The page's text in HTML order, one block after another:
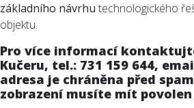
základního návrhu technologického
objektu.
Pro více informací
Kučeru, tel.: 731 159 644,
adresa je chráněna před
zobrazení musíte mít